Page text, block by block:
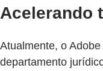
Acelerando
Atualmente, o
departamento